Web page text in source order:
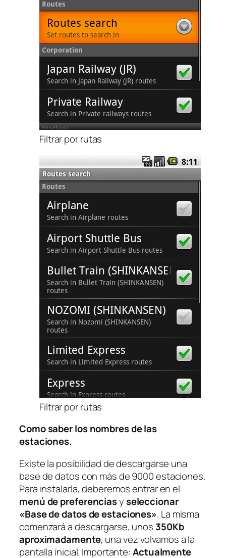
Filtrar por rutas
Filtrar por rutas
Como saber los nombres de las
estaciones.
Existe la posibilidad de descargarse una
base de datos con más de 9000 estaciones.
Para instalarla, deberemos entrar en el
menú de preferenciasyseleccionar
«Base de datos de estaciones». La misma
comenzará a descargarse, unos 350Kb
aproximadamente, una vez volvamos a la
pantalla inicial. Importante:Actualmente